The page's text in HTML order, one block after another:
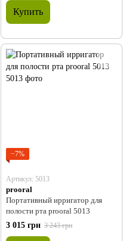
Купить
−7%
Артикул: 5013
prooral
Портативный ирригатор для
полости рта prooral 5013
3 015 грн 3 243 грн